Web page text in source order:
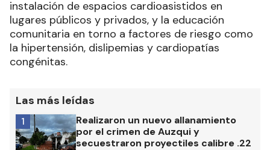
instalación de espacios cardioasistidos en
lugares públicos y privados, y la educación
comunitaria en torno a factores de riesgo como
la hipertensión, dislipemias y cardiopatías
congénitas.
Las más leídas
Realizaron un nuevo allanamiento
por el crimen de Auzqui y
secuestraron proyectiles calibre .22
1